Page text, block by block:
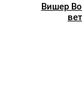
Вишер